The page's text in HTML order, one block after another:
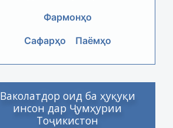
Фармонҳо
Сафарҳо
Паёмҳо
Ваколатдор оид ба ҳуқуқи
инсон дар Ҷумҳурии
Тоҷикистон